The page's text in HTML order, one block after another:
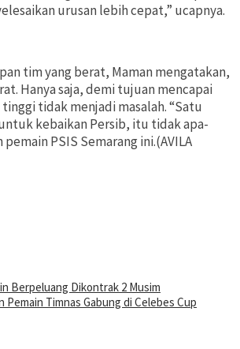
urusan lebih cepat,” ucapnya.
tim yang berat, Maman mengatakan,
Hanya saja, demi tujuan mencapai
tidak menjadi masalah. “Satu
kebaikan Persib, itu tidak apa-
PSIS Semarang ini.(AVILA
Berpeluang Dikontrak 2 Musim
Pemain Timnas Gabung di Celebes Cup